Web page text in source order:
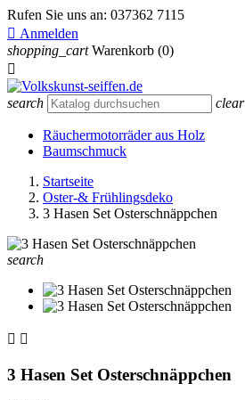
Rufen Sie uns an: 037362 7115
 Anmelden
shopping_cart Warenkorb (0)

search clear
Räuchermotorräder aus Holz
Baumschmuck
Startseite
Oster-& Frühlingsdeko
3 Hasen Set Osterschnäppchen
search
 
3 Hasen Set Osterschnäppchen